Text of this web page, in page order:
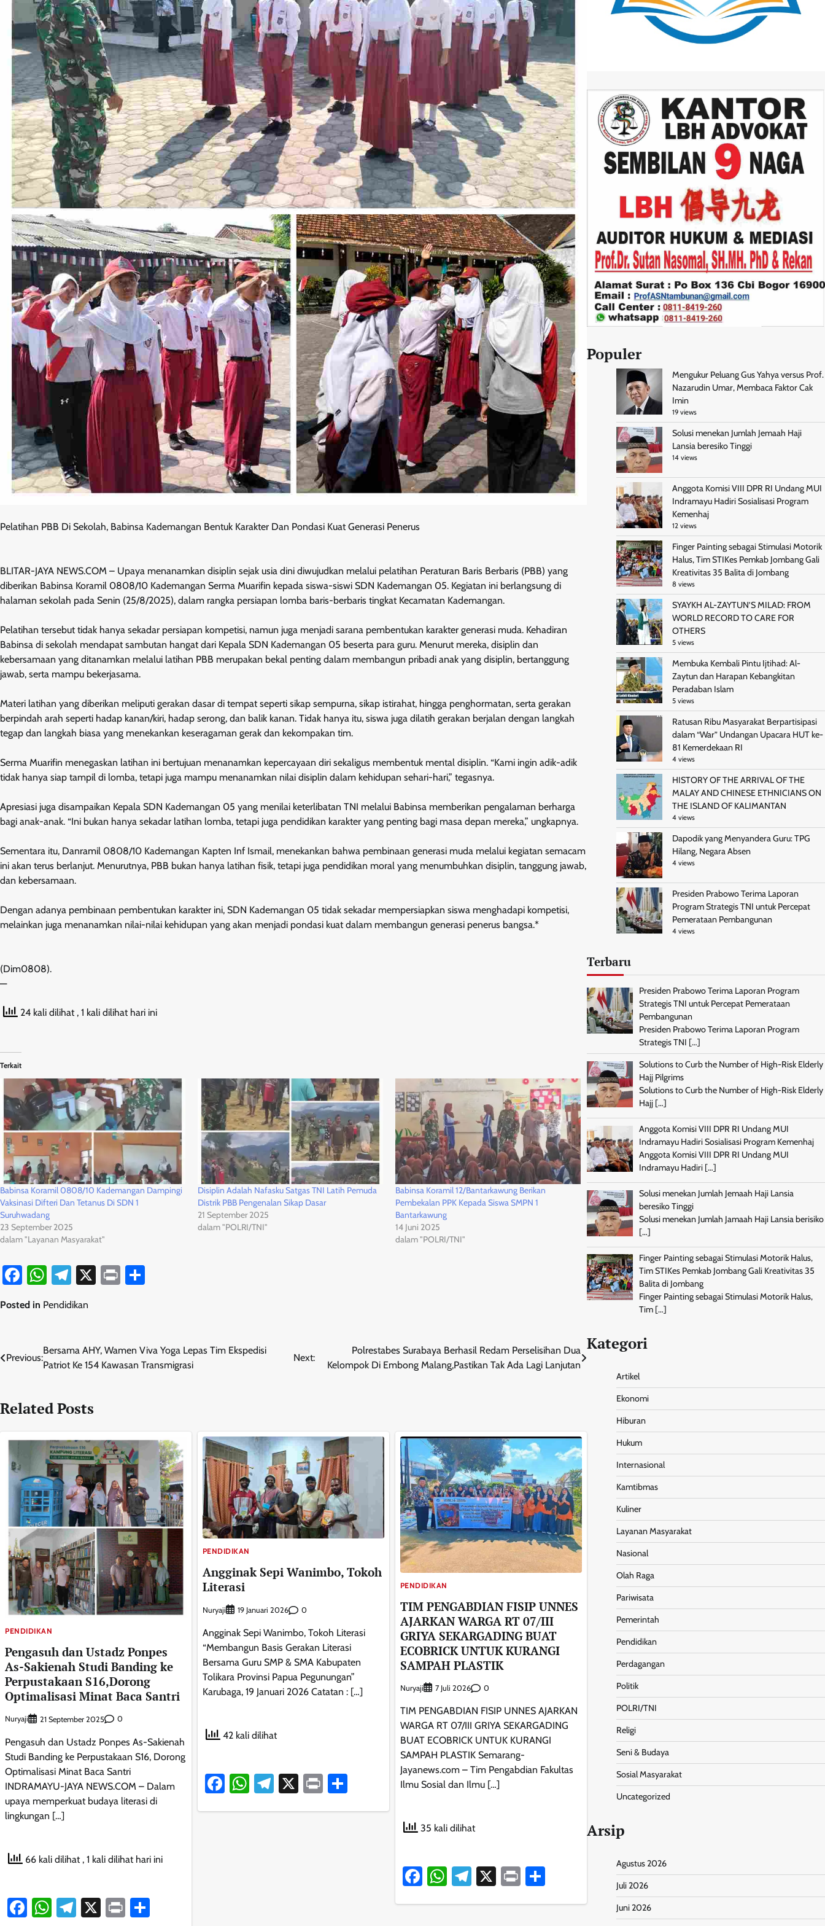
Pelatihan PBB Di Sekolah, Babinsa Kademangan Bentuk Karakter Dan Pondasi Kuat Generasi Penerus
BLITAR-JAYA NEWS.COM – Upaya menanamkan disiplin sejak usia dini diwujudkan melalui pelatihan Peraturan Baris Berbaris (PBB) yang
diberikan Babinsa Koramil 0808/10 Kademangan Serma Muarifin kepada siswa-siswi SDN Kademangan 05. Kegiatan ini berlangsung di
halaman sekolah pada Senin (25/8/2025), dalam rangka persiapan lomba baris-berbaris tingkat Kecamatan Kademangan.
Pelatihan tersebut tidak hanya sekadar persiapan kompetisi, namun juga menjadi sarana pembentukan karakter generasi muda. Kehadiran
Babinsa di sekolah mendapat sambutan hangat dari Kepala SDN Kademangan 05 beserta para guru. Menurut mereka, disiplin dan
kebersamaan yang ditanamkan melalui latihan PBB merupakan bekal penting dalam membangun pribadi anak yang disiplin, bertanggung
jawab, serta mampu bekerjasama.
Materi latihan yang diberikan meliputi gerakan dasar di tempat seperti sikap sempurna, sikap istirahat, hingga penghormatan, serta gerakan
berpindah arah seperti hadap kanan/kiri, hadap serong, dan balik kanan. Tidak hanya itu, siswa juga dilatih gerakan berjalan dengan langkah
tegap dan langkah biasa yang menekankan keseragaman gerak dan kekompakan tim.
Serma Muarifin menegaskan latihan ini bertujuan menanamkan kepercayaan diri sekaligus membentuk mental disiplin. “Kami ingin adik-adik
tidak hanya siap tampil di lomba, tetapi juga mampu menanamkan nilai disiplin dalam kehidupan sehari-hari,” tegasnya.
Apresiasi juga disampaikan Kepala SDN Kademangan 05 yang menilai keterlibatan TNI melalui Babinsa memberikan pengalaman berharga
bagi anak-anak. “Ini bukan hanya sekadar latihan lomba, tetapi juga pendidikan karakter yang penting bagi masa depan mereka,” ungkapnya.
Sementara itu, Danramil 0808/10 Kademangan Kapten Inf Ismail, menekankan bahwa pembinaan generasi muda melalui kegiatan semacam
ini akan terus berlanjut. Menurutnya, PBB bukan hanya latihan fisik, tetapi juga pendidikan moral yang menumbuhkan disiplin, tanggung jawab,
dan kebersamaan.
Dengan adanya pembinaan pembentukan karakter ini, SDN Kademangan 05 tidak sekadar mempersiapkan siswa menghadapi kompetisi,
melainkan juga menanamkan nilai-nilai kehidupan yang akan menjadi pondasi kuat dalam membangun generasi penerus bangsa.*
(Dim0808).
—
24 kali dilihat , 1 kali dilihat hari ini
Terkait
Babinsa Koramil 0808/10 Kademangan Dampingi
Vaksinasi Difteri Dan Tetanus Di SDN 1
Suruhwadang
23 September 2025
dalam "Layanan Masyarakat"
Disiplin Adalah Nafasku Satgas TNI Latih Pemuda
Distrik PBB Pengenalan Sikap Dasar
21 September 2025
dalam "POLRI/TNI"
Babinsa Koramil 12/Bantarkawung Berikan
Pembekalan PPK Kepada Siswa SMPN 1
Bantarkawung
14 Juni 2025
dalam "POLRI/TNI"
Facebook
WhatsApp
Telegram
X Print
Posted in Pendidikan
Navigasi
Previous:
Bersama AHY, Wamen Viva Yoga Lepas Tim Ekspedisi
Patriot Ke 154 Kawasan Transmigrasi
Next:
Polrestabes Surabaya Berhasil Redam Perselisihan Dua
Kelompok Di Embong Malang,Pastikan Tak Ada Lagi Lanjutan
Related Posts
PENDIDIKAN
Pengasuh dan Ustadz Ponpes
As-Sakienah Studi Banding ke
Perpustakaan S16,Dorong
Optimalisasi Minat Baca Santri
Nuryaji 21 September 2025 0
Pengasuh dan Ustadz Ponpes As-Sakienah
Studi Banding ke Perpustakaan S16, Dorong
Optimalisasi Minat Baca Santri
INDRAMAYU-JAYA NEWS.COM – Dalam
upaya memperkuat budaya literasi di
lingkungan […]
66 kali dilihat , 1 kali dilihat hari ini
Facebook
WhatsApp
Telegram
X Print
PENDIDIKAN
Angginak Sepi Wanimbo, Tokoh
Literasi
Nuryaji 19 Januari 2026 0
Angginak Sepi Wanimbo, Tokoh Literasi
“Membangun Basis Gerakan Literasi
Bersama Guru SMP & SMA Kabupaten
Tolikara Provinsi Papua Pegunungan”
Karubaga, 19 Januari 2026 Catatan : […]
42 kali dilihat
Facebook
WhatsApp
Telegram
X PrintShare
PENDIDIKAN
TIM PENGABDIAN FISIP UNNES
AJARKAN WARGA RT 07/III
GRIYA SEKARGADING BUAT
ECOBRICK UNTUK KURANGI
SAMPAH PLASTIK
Nuryaji 7 Juli 2026 0
TIM PENGABDIAN FISIP UNNES AJARKAN
WARGA RT 07/III GRIYA SEKARGADING
BUAT ECOBRICK UNTUK KURANGI
SAMPAH PLASTIK Semarang-
Jayanews.com – Tim Pengabdian Fakultas
Ilmu Sosial dan Ilmu […]
35 kali dilihat
Facebook
WhatsApp
Telegram
X PrintShare
Populer
Mengukur Peluang Gus Yahya versus Prof.
Nazarudin Umar, Membaca Faktor Cak
Imin
19 views
Solusi menekan Jumlah Jemaah Haji
Lansia beresiko Tinggi
14 views
Anggota Komisi VIII DPR RI Undang MUI
Indramayu Hadiri Sosialisasi Program
Kemenhaj
12 views
Finger Painting sebagai Stimulasi Motorik
Halus, Tim STIKes Pemkab Jombang Gali
Kreativitas 35 Balita di Jombang
8 views
SYAYKH AL-ZAYTUN’S MILAD: FROM
WORLD RECORD TO CARE FOR
OTHERS
5 views
Membuka Kembali Pintu Ijtihad: Al-
Zaytun dan Harapan Kebangkitan
Peradaban Islam
5 views
Ratusan Ribu Masyarakat Berpartisipasi
dalam “War” Undangan Upacara HUT ke-
81 Kemerdekaan RI
4 views
HISTORY OF THE ARRIVAL OF THE
MALAY AND CHINESE ETHNICIANS ON
THE ISLAND OF KALIMANTAN
4 views
Dapodik yang Menyandera Guru: TPG
Hilang, Negara Absen
4 views
Presiden Prabowo Terima Laporan
Program Strategis TNI untuk Percepat
Pemerataan Pembangunan
4 views
Terbaru
Presiden Prabowo Terima Laporan Program
Strategis TNI untuk Percepat Pemerataan
Pembangunan
Presiden Prabowo Terima Laporan Program
Strategis TNI […]
Solutions to Curb the Number of High-Risk Elderly
Hajj Pilgrims
Solutions to Curb the Number of High-Risk Elderly
Hajj […]
Anggota Komisi VIII DPR RI Undang MUI
Indramayu Hadiri Sosialisasi Program Kemenhaj
Anggota Komisi VIII DPR RI Undang MUI
Indramayu Hadiri […]
Solusi menekan Jumlah Jemaah Haji Lansia
beresiko Tinggi
Solusi menekan Jumlah Jamaah Haji Lansia berisiko
[…]
Finger Painting sebagai Stimulasi Motorik Halus,
Tim STIKes Pemkab Jombang Gali Kreativitas 35
Balita di Jombang
Finger Painting sebagai Stimulasi Motorik Halus,
Tim […]
Kategori
Artikel
Ekonomi
Hiburan
Hukum
Internasional
Kamtibmas
Kuliner
Layanan Masyarakat
Nasional
Olah Raga
Pariwisata
Pemerintah
Pendidikan
Perdagangan
Politik
POLRI/TNI
Religi
Seni & Budaya
Sosial Masyarakat
Uncategorized
Arsip
Agustus 2026
Juli 2026
Juni 2026